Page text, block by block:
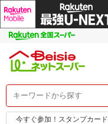
今すぐ参加！スタンプカード